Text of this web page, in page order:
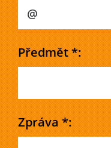
Předmět *:
Zpráva *: